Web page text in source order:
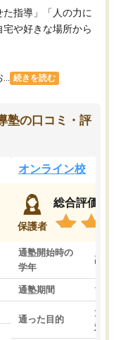
た指導」「人の力に
や好きな場所から
続きを読む
塾の口コミ・評
オンライン校
保護者
総合評価
通塾開始時の
学年
高3
通塾期間 1～3
通った目的
大学
対策